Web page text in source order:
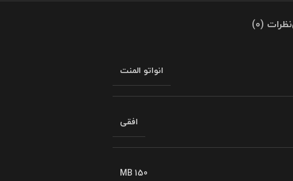
نظرات (0)
انواتو المنت
افقی
MB 150